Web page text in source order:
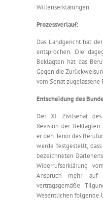
Willenserklärungen.
Prozessverlauf:
Das Landgericht hat
entsprochen. Die
Beklagten hat das
Gegen die
vom Senat zugelassene
Entscheidung des
Der XI. Zivilsenat
Revision der
er den Tenor des
werde festgestellt,
bezeichneten
Widerrufserklärung
Anspruch mehr auf
vertragsgemäße
Wesentlichen folgende